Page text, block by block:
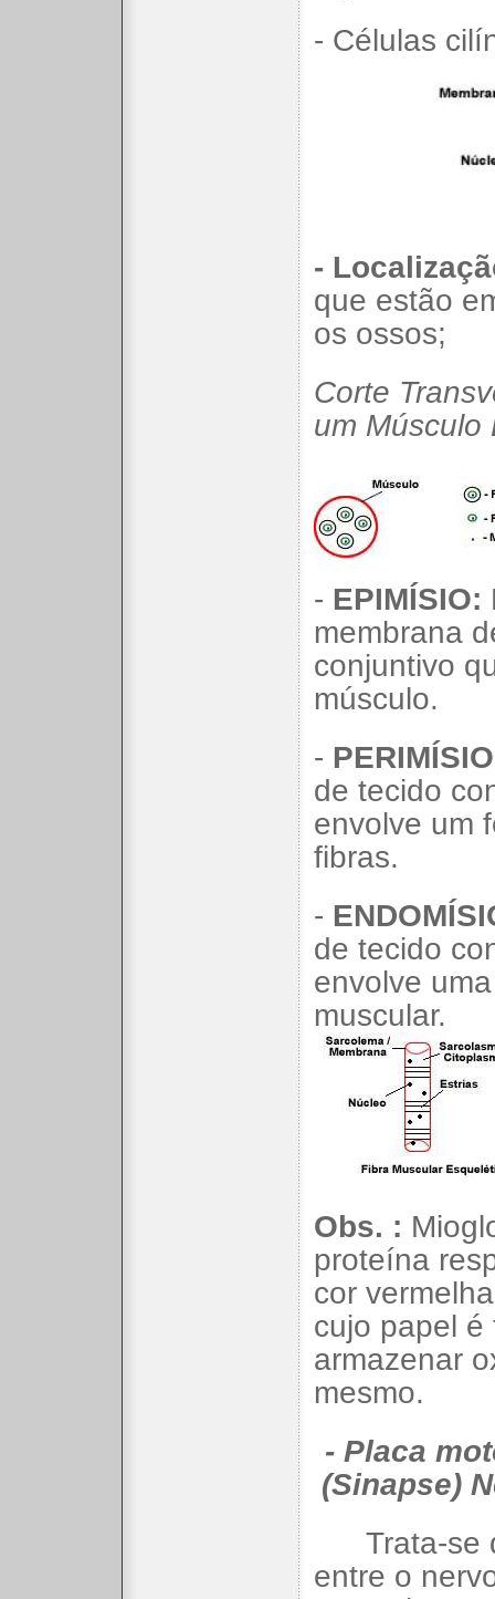
- Células
-
que estão
os ossos;
Corte
um Músculo
- EPIMÍSIO:
membrana
conjuntivo
músculo.
-
de tecido
envolve um
fibras.
-
de tecido
envolve
muscular.
Obs. :
proteína
cor
cujo papel é
armazenar
mesmo.
- Placa
(Sinapse)
Trata-se
entre o